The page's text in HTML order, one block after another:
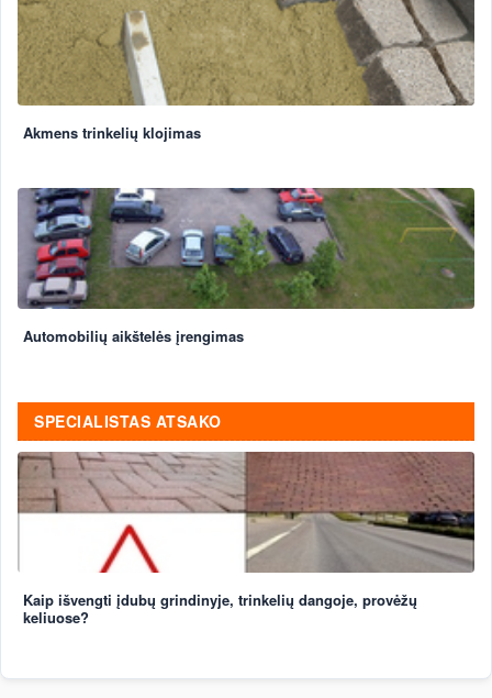
Akmens trinkelių klojimas
Automobilių aikštelės įrengimas
SPECIALISTAS ATSAKO
Kaip išvengti įdubų grindinyje, trinkelių dangoje, provėžų
keliuose?